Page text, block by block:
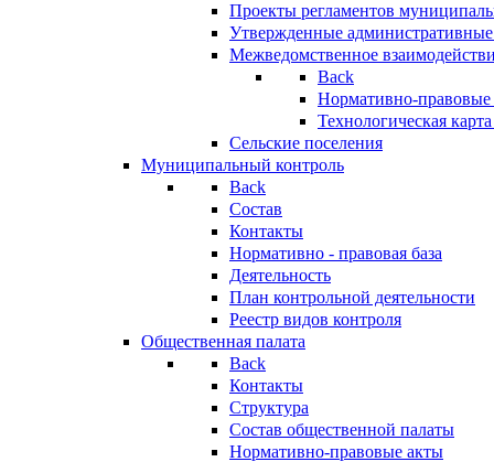
Проекты регламентов
Утвержденные
Межведомственное
Back
Нормативно-правовые
Технологическая
Сельские поселения
Муниципальный контроль
Back
Состав
Контакты
Нормативно - правовая база
Деятельность
План контрольной деятельности
Реестр видов контроля
Общественная палата
Back
Контакты
Структура
Состав общественной палаты
Нормативно-правовые акты